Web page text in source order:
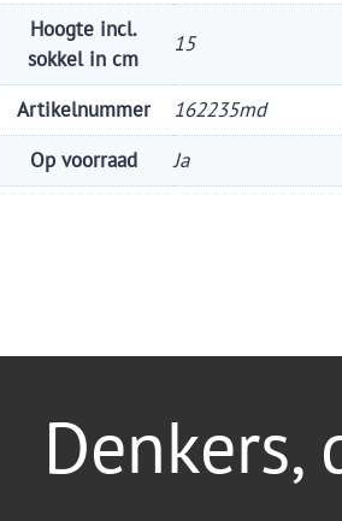
Hoogte incl.
sokkel in cm
15
Artikelnummer
162235md
Op voorraad
Ja
Denkers,